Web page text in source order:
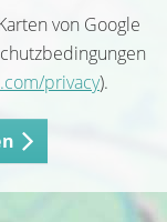
von Google
privacy).